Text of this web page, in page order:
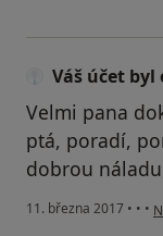
Váš účet
Velmi pana
ptá, poradí,
dobrou
11. března 2017 • • •